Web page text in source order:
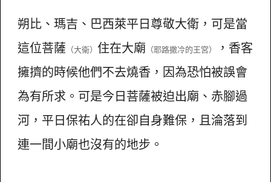
朔比、瑪吉、巴西萊平日尊敬大衛，可是當
這位菩薩 （大衛） 住在大廟 （耶路撒冷的王宮）
，香客
擁擠的時候他們不去燒香，因為恐怕被誤會
為有所求。可是今日菩薩被迫出廟、赤腳過
河，平日保祐人的在卻自身難保，且淪落到
連一間小廟也沒有的地步。